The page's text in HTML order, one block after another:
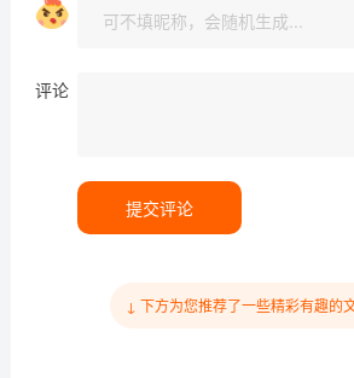
评论
提交评论
↓ 下方为您推荐了一些精彩有趣的